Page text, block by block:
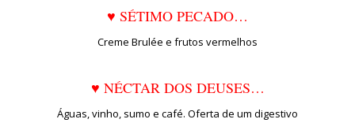
♥ SÉTIMO PECADO…
Creme Brulée e frutos vermelhos
♥ NÉCTAR DOS DEUSES…
Águas, vinho, sumo e café. Oferta de um digestivo